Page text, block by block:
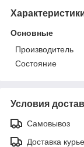
Основные
Производитель
Состояние
Условия
Самовывоз
Доставка